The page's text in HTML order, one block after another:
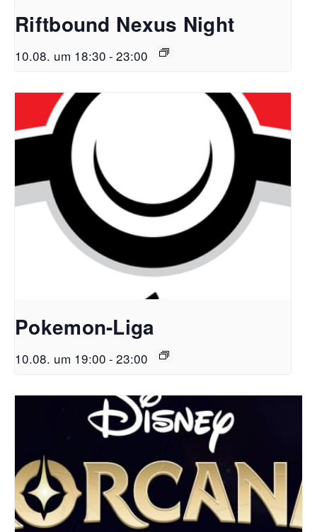
Riftbound Nexus Night
10.08. um 18:30 - 23:00
Pokemon-Liga
10.08. um 19:00 - 23:00